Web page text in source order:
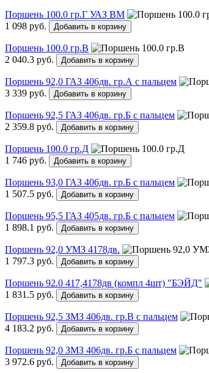
Поршень 100.0 гр.Г УАЗ ВМ
1 098 руб.
Добавить в корзину
Поршень 100.0 гр.В
2 040.3 руб.
Добавить в корзину
Поршень 92,0 ГАЗ 406дв. гр.А с пальцем
3 339 руб.
Добавить в корзину
Поршень 92,5 ГАЗ 406дв. гр.Б с пальцем
2 359.8 руб.
Добавить в корзину
Поршень 100.0 гр.Д
1 746 руб.
Добавить в корзину
Поршень 93,0 ГАЗ 406дв. гр.Б с пальцем
1 507.5 руб.
Добавить в корзину
Поршень 95,5 ГАЗ 405дв. гр.Б с пальцем
1 898.1 руб.
Добавить в корзину
Поршень 92,0 УМЗ 4178дв.
1 797.3 руб.
Добавить в корзину
Поршень 92.0 417,4178дв (компл 4шт) "БЭЙД"
1 831.5 руб.
Добавить в корзину
Поршень 92,5 ЗМЗ 406дв. гр.В с пальцем
4 183.2 руб.
Добавить в корзину
Поршень 92,0 ЗМЗ 406дв. гр.Б с пальцем
3 972.6 руб.
Добавить в корзину